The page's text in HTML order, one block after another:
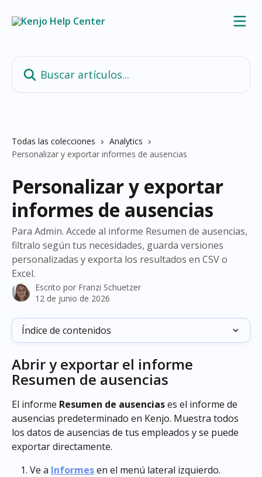
Todas las colecciones
Analytics
Personalizar y exportar informes de ausencias
Personalizar y exportar
informes de ausencias
Para Admin. Accede al informe Resumen de ausencias,
filtralo según tus necesidades, guarda versiones
personalizadas y exporta los resultados en CSV o
Excel.
Escrito por Franzi Schuetzer
12 de junio de 2026
Índice de contenidos
Abrir y exportar el informe
Resumen de ausencias
El informe Resumen de ausencias es el informe de
ausencias predeterminado en Kenjo. Muestra todos
los datos de ausencias de tus empleados y se puede
exportar directamente.
Ve a Informes en el menú lateral izquierdo.